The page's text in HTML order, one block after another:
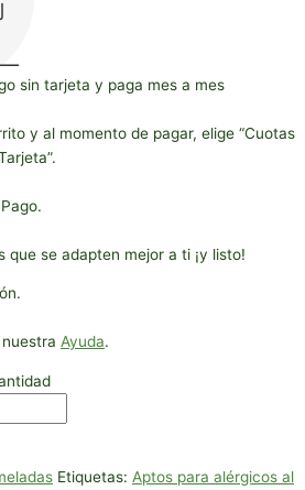
sin tarjeta y paga mes a mes
y al momento de pagar, elige “Cuotas
que se adapten mejor a ti ¡y listo!
Ayuda.
Etiquetas: Aptos para alérgicos al